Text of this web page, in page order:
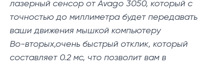
лазерный сенсор от Avago 3050, который с
точностью до миллиметра будет передавать
ваши движения мышкой компьютеру
Во-вторых,очень быстрый отклик, который
составляет 0.2 мс, что позволит вам в